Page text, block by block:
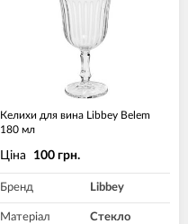
Келихи для вина Libbey Belem
180 мл
Ціна 100 грн.
Бренд Libbey
Матеріал Стекло